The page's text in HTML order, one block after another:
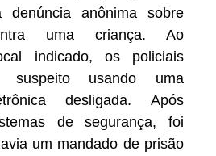
denúncia anônima sobre
uma criança. Ao
indicado, os policiais
suspeito usando uma
desligada. Após
de segurança, foi
um mandado de prisão